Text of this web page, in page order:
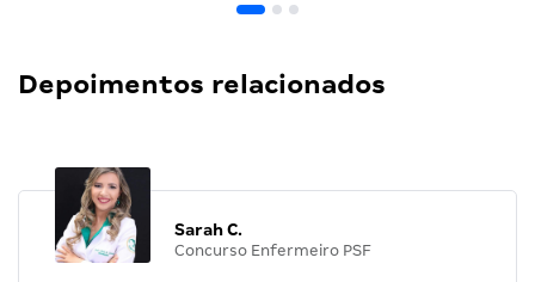
Depoimentos relacionados
Sarah C.
Concurso Enfermeiro PSF